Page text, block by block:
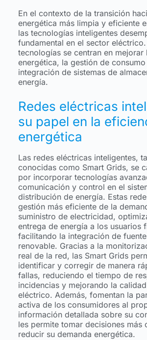
En el contexto de la transición
energética más limpia y eficiente
las tecnologías inteligentes
fundamental en el sector eléctrico.
tecnologías se centran en mejorar
energética, la gestión de
integración de sistemas de
energía.
Redes eléctricas
su papel en la
energética
Las redes eléctricas inteligentes,
conocidas como Smart Grids, se
por incorporar tecnologías
comunicación y control en el
distribución de energía. Estas
gestión más eficiente de la
suministro de electricidad,
entrega de energía a los usuarios
facilitando la integración de
renovable. Gracias a la
real de la red, las Smart Grids
identificar y corregir de manera
fallas, reduciendo el tiempo de
incidencias y mejorando la
eléctrico. Además, fomentan la
activa de los consumidores al
información detallada sobre su
les permite tomar decisiones más
reducir su demanda energética.